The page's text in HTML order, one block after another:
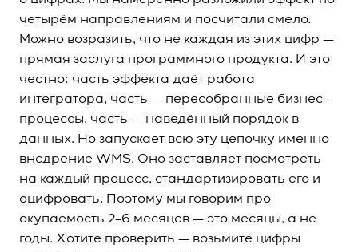
четырём направлениям и посчитали смело.
Можно возразить, что не каждая из этих цифр —
прямая заслуга программного продукта. И это
честно: часть эффекта даёт работа
интегратора, часть — пересобранные бизнес-
процессы, часть — наведённый порядок в
данных. Но запускает всю эту цепочку именно
внедрение WMS. Оно заставляет посмотреть
на каждый процесс, стандартизировать его и
оцифровать. Поэтому мы говорим про
окупаемость 2–6 месяцев — это месяцы, а не
годы. Хотите проверить — возьмите цифры